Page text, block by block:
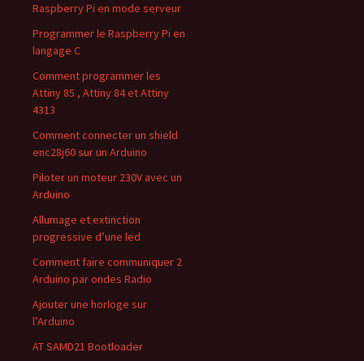
Raspberry Pi en mode serveur
Programmer le Raspberry Pi en
langage C
Comment programmer les
Attiny 85 , Attiny 84 et Attiny
4313
Comment connecter un shield
enc28j60 sur un Arduino
Piloter un moteur 230V avec un
Arduino
Allumage et extinction
progressive d’une led
Comment faire communiquer 2
Arduino par ondes Radio
Ajouter une horloge sur
l’Arduino
AT SAMD21 Bootloader